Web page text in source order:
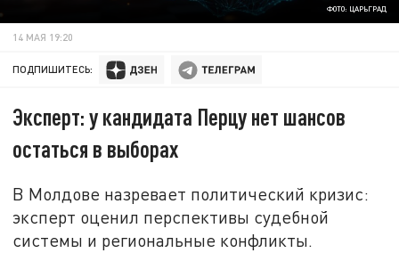
ФОТО: ЦАРЬГРАД
14 МАЯ 19:20
ПОДПИШИТЕСЬ:
Эксперт: у кандидата Перцу нет шансов
остаться в выборах
В Молдове назревает политический кризис:
эксперт оценил перспективы судебной
системы и региональные конфликты.